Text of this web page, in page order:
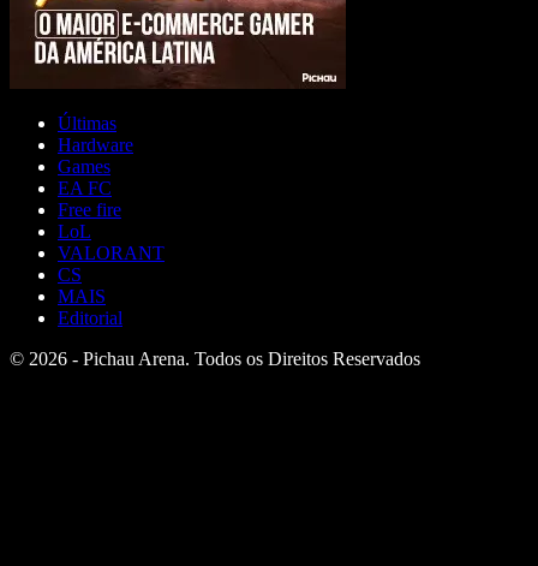
Últimas
Hardware
Games
EA FC
Free fire
LoL
VALORANT
CS
MAIS
Editorial
© 2026 - Pichau Arena. Todos os Direitos Reservados